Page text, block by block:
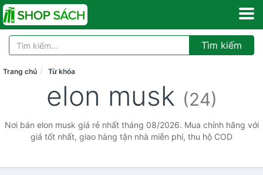
Tìm kiếm
Trang chủ Từ khóa
elon musk (24)
Nơi bán elon musk giá rẻ nhất tháng 08/2026. Mua chính hãng với
giá tốt nhất, giao hàng tận nhà miễn phí, thu hộ COD